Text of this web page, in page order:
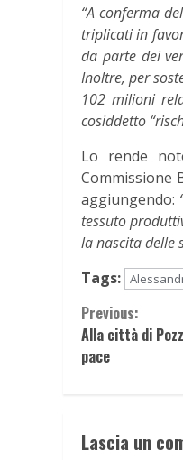
“A conferma
triplicati in
da parte dei
Inoltre, per
102 milioni
cosiddetto
Lo rende
Commissione
aggiungendo:
tessuto
la nascita delle
Tags:
Continue
Reading
Previous:
Alla città di
pace
Lascia un